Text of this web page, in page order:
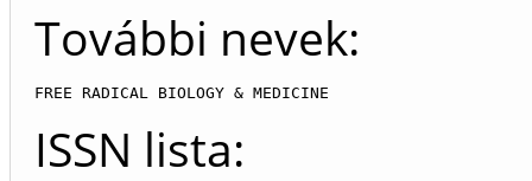
További nevek:
FREE RADICAL BIOLOGY & MEDICINE
ISSN lista